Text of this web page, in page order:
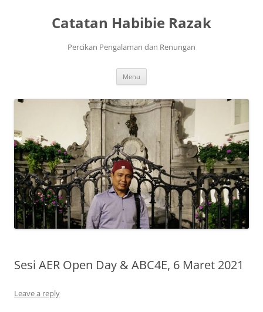
Catatan Habibie Razak
Percikan Pengalaman dan Renungan
Menu
Sesi AER Open Day & ABC4E, 6 Maret 2021
Leave a reply